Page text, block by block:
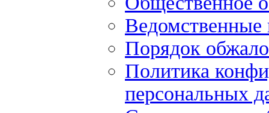
Ведомственные
Порядок
Политика
персональных